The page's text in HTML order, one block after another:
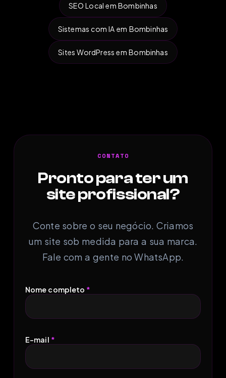
SEO Local em Bombinhas
Sistemas com IA em Bombinhas
Sites WordPress em Bombinhas
CONTATO
Pronto para ter um
site profissional?
Conte sobre o seu negócio. Criamos
um site sob medida para a sua marca.
Fale com a gente no WhatsApp.
Nome completo *
E-mail *